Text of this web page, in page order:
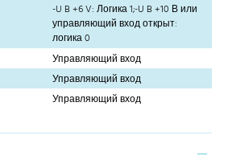
-U B +6 V: Логика 1;-U B +10 В или
управляющий вход открыт:
логика 0
Управляющий вход
Управляющий вход
Управляющий вход